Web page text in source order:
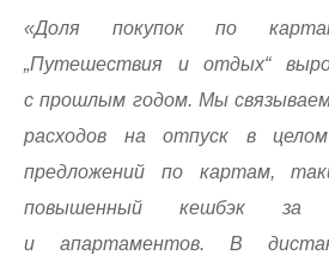
«Доля покупок по
„Путешествия и отдых“
с прошлым годом. Мы
расходов на отпуск в
предложений по картам,
повышенный кешбэк за
и апартаментов. В